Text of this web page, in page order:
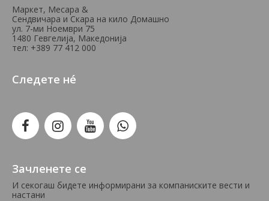
Маркет, Месара &
Сендвичара и Скара на кило Домашно
ул. 7-ми Ноември 75
1480 Гевгелија, Македонија
тел: +389 77 412 000
Следете нé
Зачленете се
И секогаш бидете информирани за компаниските вести и
настани